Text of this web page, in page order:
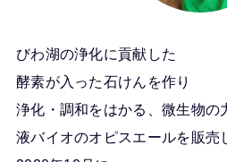
びわ湖の浄化に貢献した
酵素が入った石けんを作り
浄化・調和をはかる、微生物の
液バイオのオピスエールを販売